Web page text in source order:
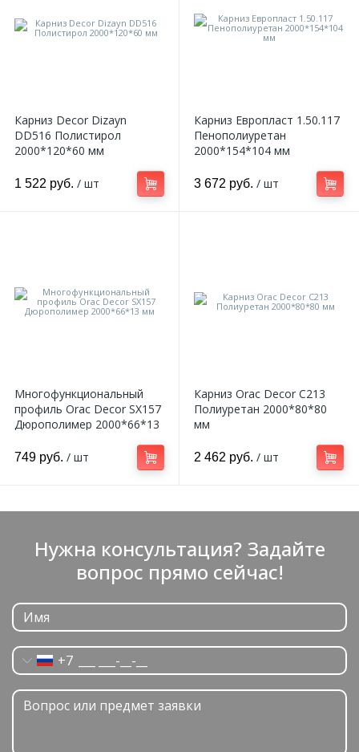
Карниз Decor Dizayn
DD516 Полистирол
2000*120*60 мм
1 522 руб. / шт
Карниз Европласт 1.50.117
Пенополиуретан
2000*154*104 мм
3 672 руб. / шт
Многофункциональный
профиль Orac Decor SX157
Дюрополимер 2000*66*13
749 руб. / шт
Карниз Orac Decor C213
Полиуретан 2000*80*80
мм
2 462 руб. / шт
Нужна консультация? Задайте
вопрос прямо сейчас!
+7